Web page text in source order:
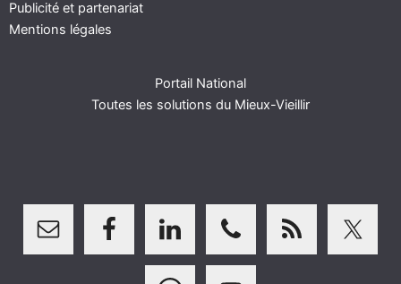
Publicité et partenariat
Mentions légales
Portail National
Toutes les solutions du Mieux-Vieillir